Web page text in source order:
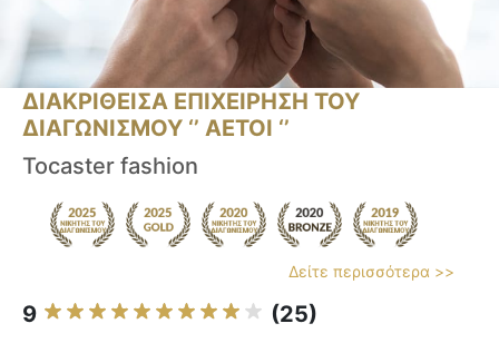
ΔΙΑΚΡΙΘΕΙΣΑ ΕΠΙΧΕΙΡΗΣΗ ΤΟΥ
ΔΙΑΓΩΝΙΣΜΟΥ ‘’ ΑΕΤΟΙ ‘’
Tocaster fashion
Δείτε περισσότερα >>
9 (25)